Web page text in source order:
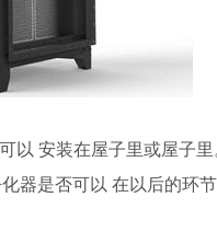
以 安装在屋子里或屋子
器是否可以 在以后的环